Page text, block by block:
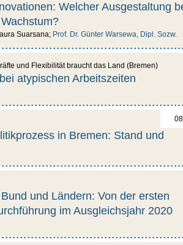
Welcher Ausgestaltung
Suarsana; Prof. Dr. Günter Warsewa, Dipl. Sozw.
und Flexibilität braucht das Land (Bremen)
atypischen Arbeitszeiten
in Bremen: Stand und
und Ländern: Von der ersten
im Ausgleichsjahr 2020